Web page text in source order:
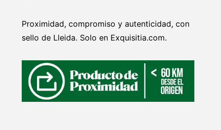
Proximidad, compromiso y autenticidad, con
sello de Lleida. Solo en Exquisitia.com.